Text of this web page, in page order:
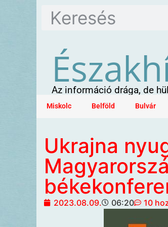
Az információ drága, de
Miskolc Belföld Bulvár
Ukrajna
2023.08.09. 06:20 10